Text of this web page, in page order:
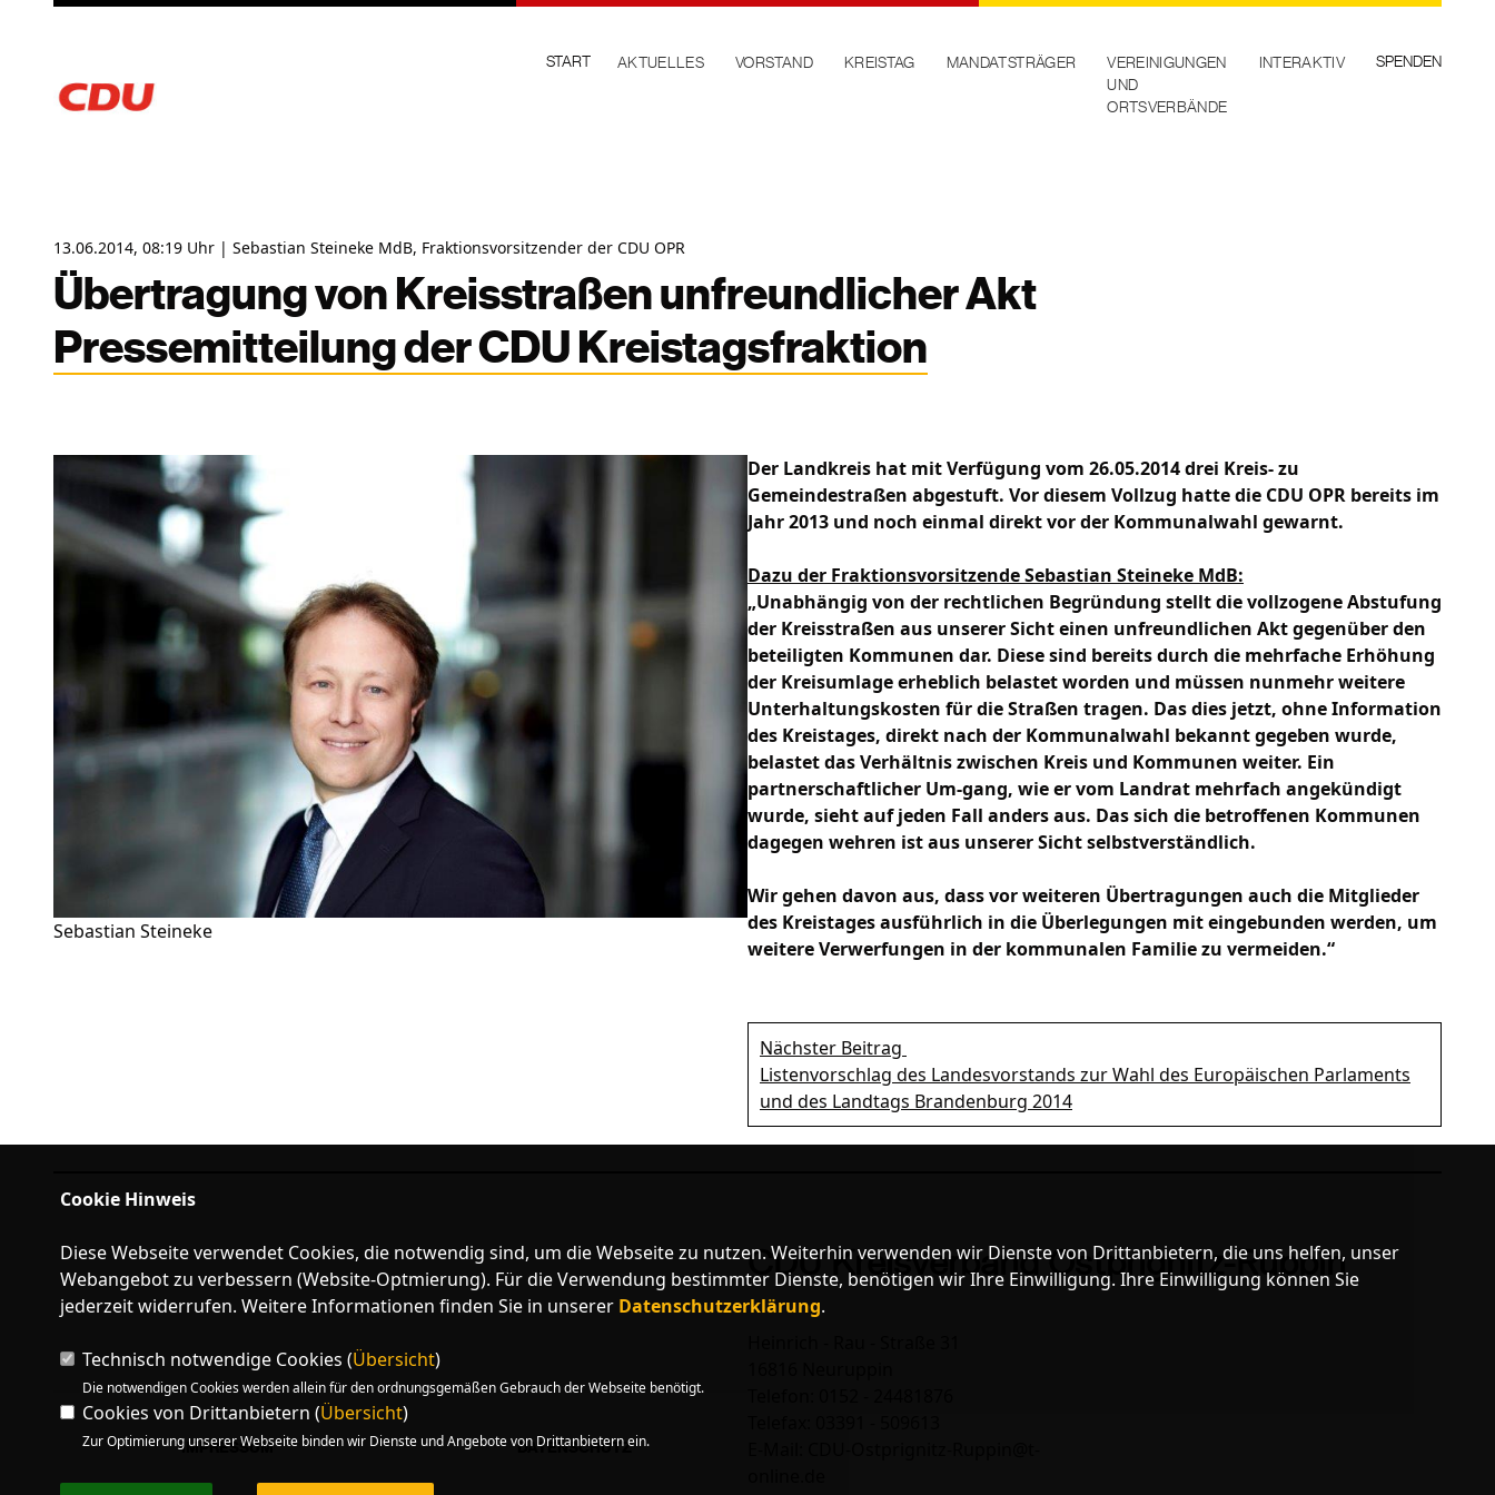
START AKTUELLES VORSTAND KREISTAG MANDATSTRÄGER
VEREINIGUNGEN
UND
ORTSVERBÄNDE
INTERAKTIV SPENDEN
13.06.2014, 08:19 Uhr | Sebastian Steineke MdB, Fraktionsvorsitzender der CDU OPR
Übertragung von Kreisstraßen unfreundlicher Akt
Pressemitteilung der CDU Kreistagsfraktion
Der Landkreis hat mit Verfügung vom 26.05.2014 drei Kreis- zu
Gemeindestraßen abgestuft. Vor diesem Vollzug hatte die CDU OPR bereits im
Jahr 2013 und noch einmal direkt vor der Kommunalwahl gewarnt.
Dazu der Fraktionsvorsitzende Sebastian Steineke MdB:
Unabhängig von der rechtlichen Begründung stellt die vollzogene Abstufung
der Kreisstraßen aus unserer Sicht einen unfreundlichen Akt gegenüber den
beteiligten Kommunen dar. Diese sind bereits durch die mehrfache Erhöhung
der Kreisumlage erheblich belastet worden und müssen nunmehr weitere
Unterhaltungskosten für die Straßen tragen. Das dies jetzt, ohne Information
des Kreistages, direkt nach der Kommunalwahl bekannt gegeben wurde,
belastet das Verhältnis zwischen Kreis und Kommunen weiter. Ein
partnerschaftlicher Um-gang, wie er vom Landrat mehrfach angekündigt
wurde, sieht auf jeden Fall anders aus. Das sich die betroffenen Kommunen
dagegen wehren ist aus unserer Sicht selbstverständlich.
Wir gehen davon aus, dass vor weiteren Übertragungen auch die Mitglieder
des Kreistages ausführlich in die Überlegungen mit eingebunden werden, um
weitere Verwerfungen in der kommunalen Familie zu vermeiden.“
Nächster Beitrag
Listenvorschlag des Landesvorstands zur Wahl des Europäischen Parlaments
und des Landtags Brandenburg 2014
Sebastian Steineke
IMPRESSUM DATENSCHUTZ
CDU Kreisverband Ostprignitz-Ruppin
Cookie Hinweis
Diese Webseite verwendet Cookies, die notwendig sind, um die Webseite zu nutzen. Weiterhin verwenden wir Dienste von Drittanbietern, die uns helfen, unser
Webangebot zu verbessern (Website-Optmierung). Für die Verwendung bestimmter Dienste, benötigen wir Ihre Einwilligung. Ihre Einwilligung können Sie
jederzeit widerrufen. Weitere Informationen finden Sie in unserer Datenschutzerklärung.
Technisch notwendige Cookies (Übersicht)
Die notwendigen Cookies werden allein für den ordnungsgemäßen Gebrauch der Webseite benötigt.
Cookies von Drittanbietern (Übersicht)
Zur Optimierung unserer Webseite binden wir Dienste und Angebote von Drittanbietern ein.